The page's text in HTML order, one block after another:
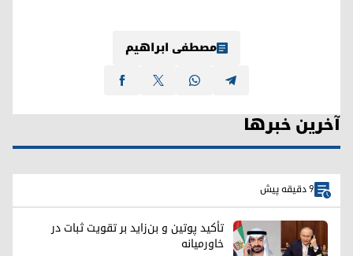
مصطفی ابراهیم
آخرین خبرها
9 دقیقه پیش
تأکید پوتین و بن‌زاید بر تقویت ثبات در
خاورمیانه